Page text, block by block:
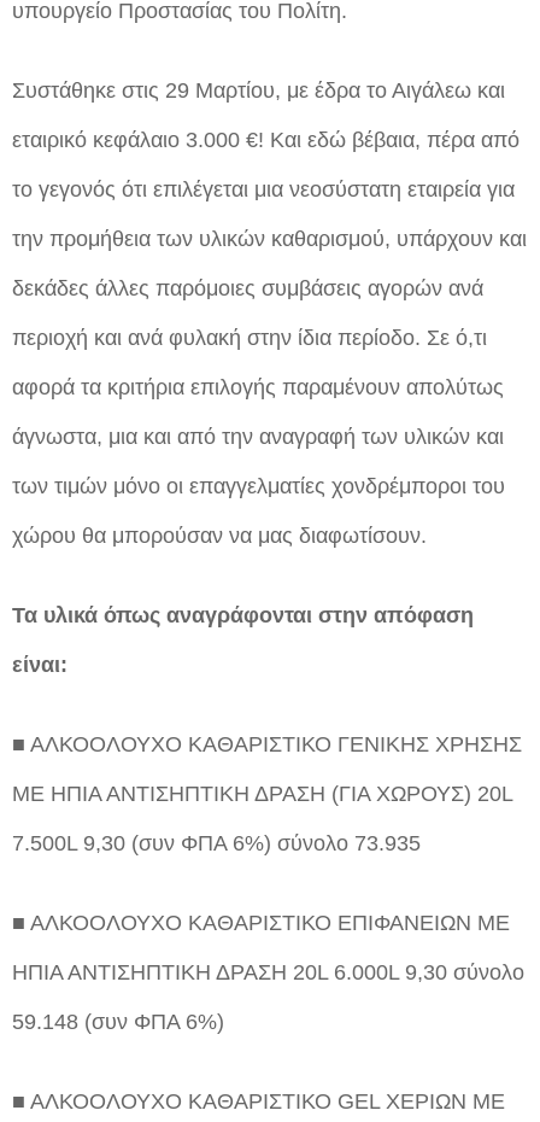
υπουργείο Προστασίας του Πολίτη.
Συστάθηκε στις 29 Μαρτίου, με έδρα το Αιγάλεω και
εταιρικό κεφάλαιο 3.000 €! Και εδώ βέβαια, πέρα από
το γεγονός ότι επιλέγεται μια νεοσύστατη εταιρεία για
την προμήθεια των υλικών καθαρισμού, υπάρχουν και
δεκάδες άλλες παρόμοιες συμβάσεις αγορών ανά
περιοχή και ανά φυλακή στην ίδια περίοδο. Σε ό,τι
αφορά τα κριτήρια επιλογής παραμένουν απολύτως
άγνωστα, μια και από την αναγραφή των υλικών και
των τιμών μόνο οι επαγγελματίες χονδρέμποροι του
χώρου θα μπορούσαν να μας διαφωτίσουν.
Τα υλικά όπως αναγράφονται στην απόφαση
είναι:
■ ΑΛΚΟΟΛΟΥΧΟ ΚΑΘΑΡΙΣΤΙΚΟ ΓΕΝΙΚΗΣ ΧΡΗΣΗΣ
ΜΕ ΗΠΙΑ ΑΝΤΙΣΗΠΤΙΚΗ ΔΡΑΣΗ (ΓΙΑ ΧΩΡΟΥΣ) 20L
7.500L 9,30 (συν ΦΠΑ 6%) σύνολο 73.935
■ ΑΛΚΟΟΛΟΥΧΟ ΚΑΘΑΡΙΣΤΙΚΟ ΕΠΙΦΑΝΕΙΩΝ ΜΕ
ΗΠΙΑ ΑΝΤΙΣΗΠΤΙΚΗ ΔΡΑΣΗ 20L 6.000L 9,30 σύνολο
59.148 (συν ΦΠΑ 6%)
■ ΑΛΚΟΟΛΟΥΧΟ ΚΑΘΑΡΙΣΤΙΚΟ GEL ΧΕΡΙΩΝ ΜΕ